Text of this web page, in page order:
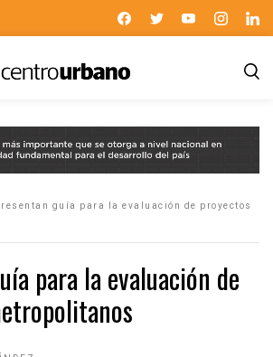
guía para la evaluación de proyectos
para la evaluación de